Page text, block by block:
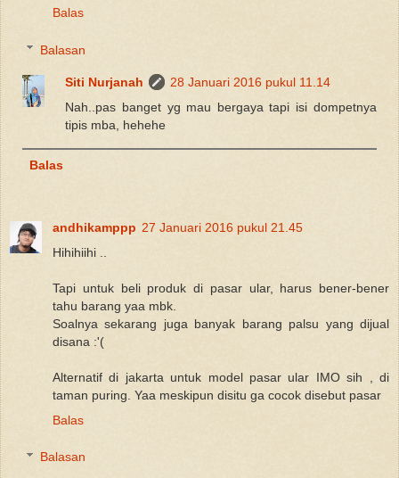
Balas
Balasan
Siti Nurjanah
28 Januari 2016 pukul 11.14
Nah..pas banget yg mau bergaya tapi isi dompetnya
tipis mba, hehehe
Balas
andhikamppp 27 Januari 2016 pukul 21.45
Hihihiihi ..
Tapi untuk beli produk di pasar ular, harus bener-bener
tahu barang yaa mbk.
Soalnya sekarang juga banyak barang palsu yang dijual
disana :'(
Alternatif di jakarta untuk model pasar ular IMO sih , di
taman puring. Yaa meskipun disitu ga cocok disebut pasar
Balas
Balasan